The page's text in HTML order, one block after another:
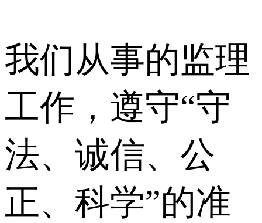
我们从事的监理
工作，遵守“守
法、诚信、公
正、科学”的准